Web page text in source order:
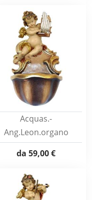
Acquas.-
Ang.Leon.organo
da 59,00 €